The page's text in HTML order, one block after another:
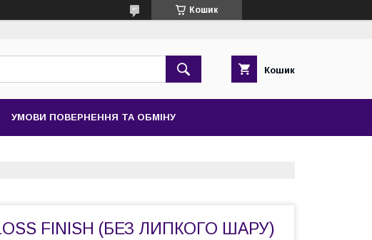
Кошик
Кошик
УМОВИ ПОВЕРНЕННЯ ТА ОБМІНУ
FINISH (БЕЗ ЛИПКОГО ШАРУ)